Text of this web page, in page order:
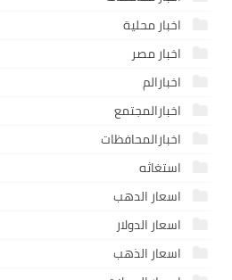
اخبار محلية
اخبار مصر
اخبارالم
اخبارالمجتمع
اخبارالمحافظات
استغاثه
اسعار الدهب
اسعار الدولار
اسعار الذهب